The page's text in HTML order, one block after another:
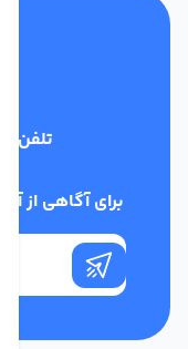
تلفن
برای آگاهی از